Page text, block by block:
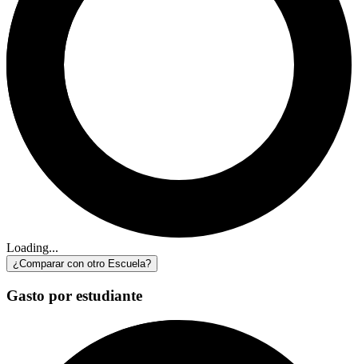
Loading...
¿Comparar con otro Escuela?
Gasto por estudiante